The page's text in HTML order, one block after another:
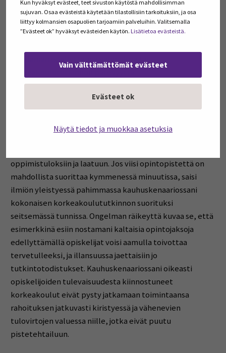
Kun hyväksyt evästeet, teet sivuston käytöstä mahdollisimman
sujuvan. Osaa evästeistä käytetään tilastollisiin tarkoituksiin, ja osa
liittyy kolmansien osapuolien tarjoamiin palveluihin. Valitsemalla
”Evästeet ok” hyväksyt evästeiden käytön. Lisätietoa evästeistä.
Vain välttämättömät evästeet
Evästeet ok
Näytä tiedot ja muokkaa asetuksia
suunnitellut pistetehtailun mahdollistavat opintojaksot
eivät ole suomalaisen yhteiskunnan etu. Jos opiskelijat
suorittavat tutkintonsa esimerkkini kaltaisten
Samanaikaisesti rahoitusta valuu kuitenkin niille
korkeakouluille, jotka eivät puutu pistetehtailuun.
Kaikkein epäoikeudenmukaisimmalta tuntuu se, että
oppimistuloksiin ja laatuun. Jos viisi opintopistettä on
mahdollista suorittaa kymmenessä minuutissa, saisi
ilmiön yleistyessä pahimmassa kauhuskenaariossani
kokonaisen korkeakoulututkinnon suorituksi
seitsemässä tunnissa. Ongelman räikeyttä kuvaa se, että
esimerkkinä esiin nostamani kaltaisia opintojaksoja
edellyttämällä opiskelijat voisi aamulla toivottaa
tervetulleeksi, ja illansuussa jaettaisiin jo
tutkintotodistukset. Kauhuskenaariossani oikeasti
opiskelijoiden tulevaisuudesta kiinnostuneet
korkeakoulut eivät pysty jatkamaan toimintaansa
rahoituksen jatkuvasti kiristyessä ja vähenevien
tulovirtojen valuessa niille, jotka eivät puutu
pistetehtailuun.